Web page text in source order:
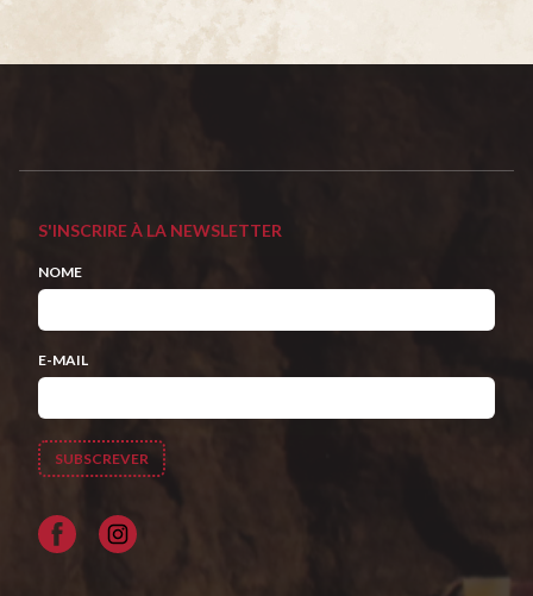
S'INSCRIRE À LA NEWSLETTER
NOME
E-MAIL
Facebook